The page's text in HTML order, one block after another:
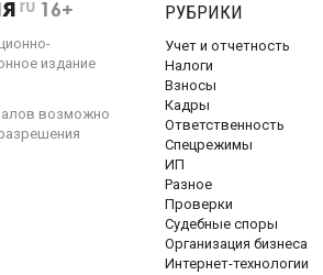
ru 16+
издание
возможно
РУБРИКИ
Учет и отчетность
Налоги
Взносы
Кадры
Ответственность
Спецрежимы
ИП
Разное
Проверки
Судебные споры
Организация бизнеса
Интернет-технологии